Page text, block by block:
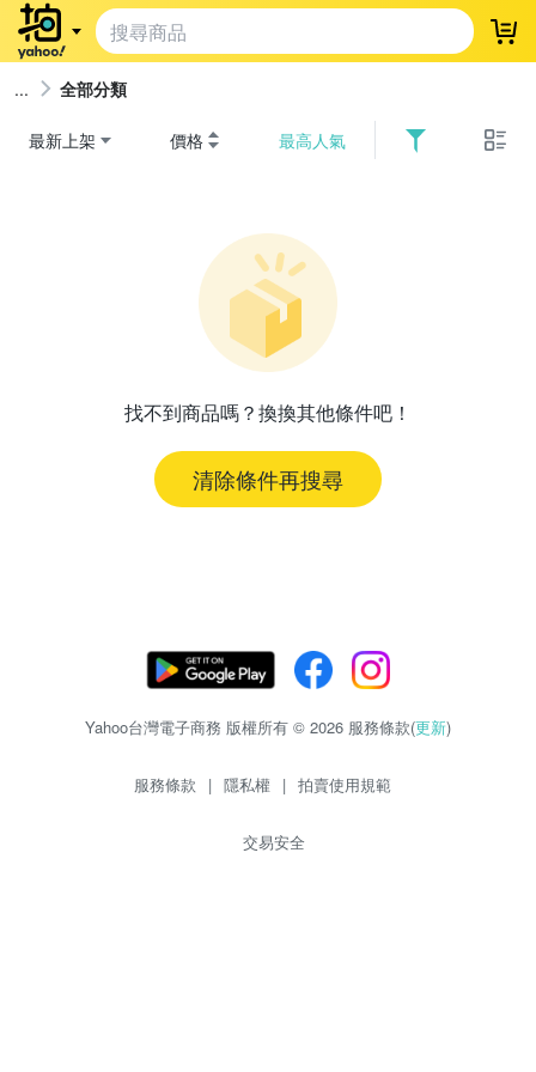
登
全部分類
最新上架 價格 最高人氣
找不到商品嗎？換換其他條件吧！
清除條件再搜尋
Yahoo台灣電子商務 版權所有 © 2026 服務條款(更新)
服務條款 | 隱私權 | 拍賣使用規範
交易安全